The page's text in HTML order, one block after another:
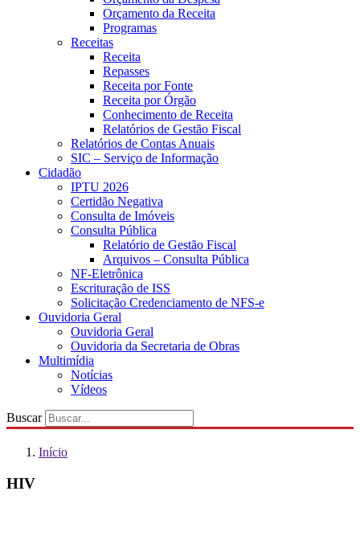
Orçamento da Receita
Programas
Receitas
Receita
Repasses
Receita por Fonte
Receita por Órgão
Conhecimento de Receita
Relatórios de Gestão Fiscal
Relatórios de Contas Anuais
SIC – Serviço de Informação
Cidadão
IPTU 2026
Certidão Negativa
Consulta de Imóveis
Consulta Pública
Relatório de Gestão Fiscal
Arquivos – Consulta Pública
NF-Eletrônica
Escrituração de ISS
Solicitação Credenciamento de NFS-e
Ouvidoria Geral
Ouvidoria Geral
Ouvidoria da Secretaria de Obras
Multimídia
Notícias
Vídeos
Buscar
Início
HIV